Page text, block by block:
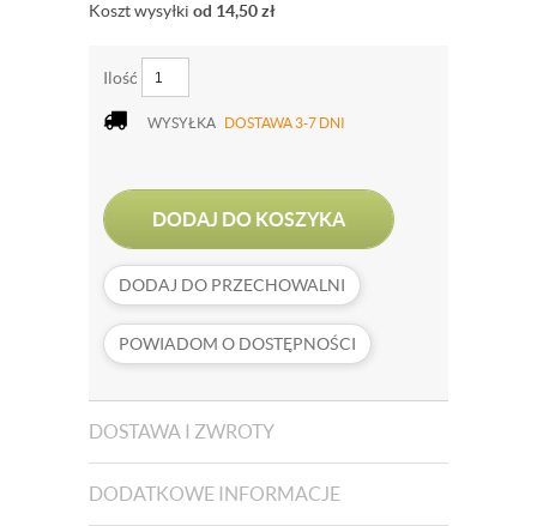
Koszt wysyłki od 14,50zł
Ilość
WYSYŁKA DOSTAWA 3-7 DNI
DODAJ DO KOSZYKA
DODAJ DO PRZECHOWALNI
POWIADOM O DOSTĘPNOŚCI
DOSTAWA I ZWROTY
DODATKOWE INFORMACJE